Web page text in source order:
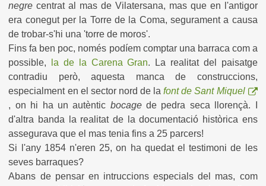
negre centrat al mas de Vilatersana, mas que en l'antigor
era conegut per la Torre de la Coma, segurament a causa
de trobar-s'hi una 'torre de moros'.
Fins fa ben poc, només podíem comptar una barraca com a
possible,
la de la Carena Gran. La realitat del paisatge
contradiu però, aquesta manca de construccions,
especialment en el sector nord de lafont de Sant Miquel
, on hi ha un autèntic bocagede pedra seca llorençà. I
d'altra banda la realitat de la documentació històrica ens
assegurava que el mas tenia fins a 25 parcers!
Si l'any 1854 n'eren 25, on ha quedat el testimoni de les
seves barraques?
Abans de pensar en intruccions especials del mas, com